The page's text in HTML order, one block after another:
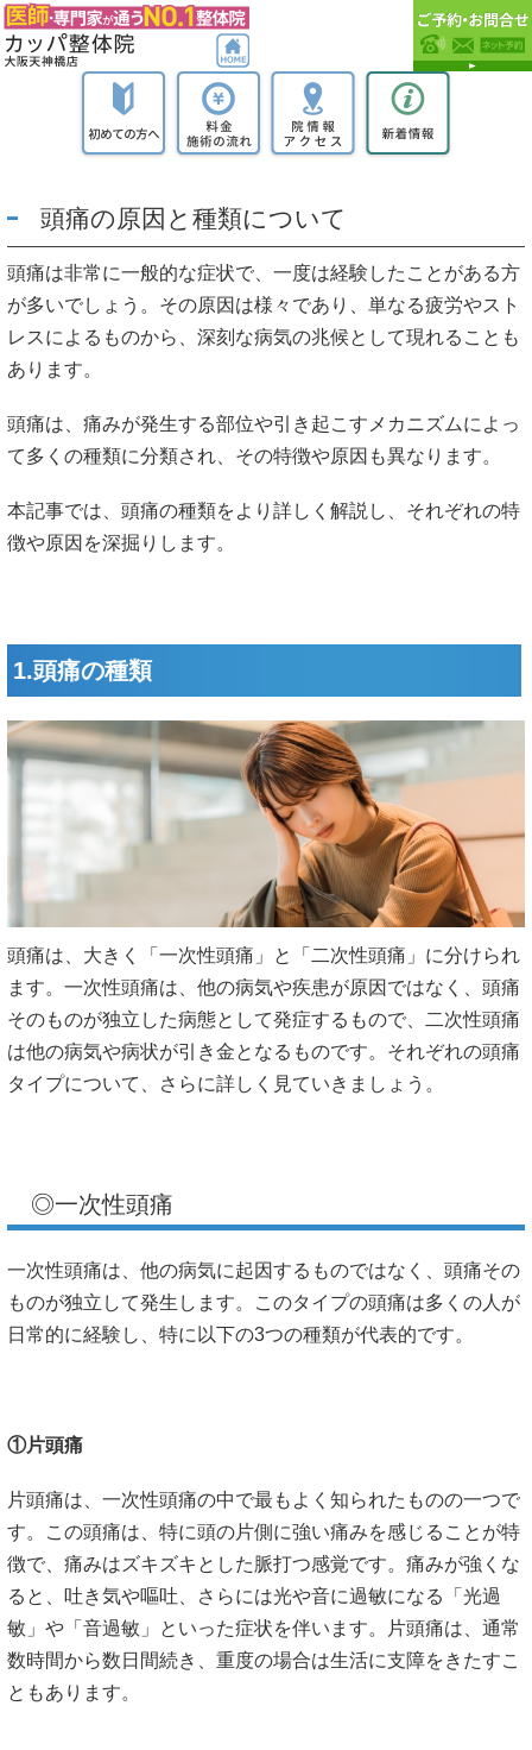
頭痛の原因と種類について
頭痛は非常に一般的な症状で、一度は経験したことがある方
が多いでしょう。その原因は様々であり、単なる疲労やスト
レスによるものから、深刻な病気の兆候として現れることも
あります。
頭痛は、痛みが発生する部位や引き起こすメカニズムによっ
て多くの種類に分類され、その特徴や原因も異なります。
本記事では、頭痛の種類をより詳しく解説し、それぞれの特
徴や原因を深掘りします。
1.頭痛の種類
頭痛は、大きく「一次性頭痛」と「二次性頭痛」に分けられ
ます。一次性頭痛は、他の病気や疾患が原因ではなく、頭痛
そのものが独立した病態として発症するもので、二次性頭痛
は他の病気や病状が引き金となるものです。それぞれの頭痛
タイプについて、さらに詳しく見ていきましょう。
◎一次性頭痛
一次性頭痛は、他の病気に起因するものではなく、頭痛その
ものが独立して発生します。このタイプの頭痛は多くの人が
日常的に経験し、特に以下の3つの種類が代表的です。
①片頭痛
片頭痛は、一次性頭痛の中で最もよく知られたものの一つで
す。この頭痛は、特に頭の片側に強い痛みを感じることが特
徴で、痛みはズキズキとした脈打つ感覚です。痛みが強くな
ると、吐き気や嘔吐、さらには光や音に過敏になる「光過
敏」や「音過敏」といった症状を伴います。片頭痛は、通常
数時間から数日間続き、重度の場合は生活に支障をきたすこ
ともあります。